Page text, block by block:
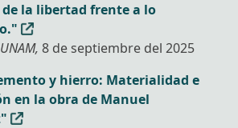
la libertad frente a lo
8 de septiembre del 2025
y hierro: Materialidad e
en la obra de Manuel